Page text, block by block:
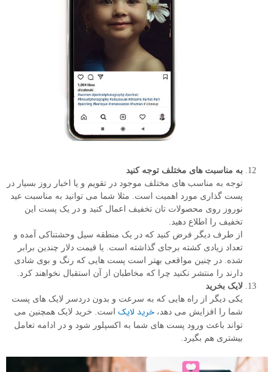
به مناسبت های مختلف توجه کنید
توجه به مناسب های مختلف موجود در تقویم و یا اخبار روز بسیار در
پست گذاری مورد اهمیت است. مثلا شما می توانید به مناسبت عید
نوروز روی محصولات تان تخفیف اعمال کنید و در یک پست این
تخفیف را اطلاع دهید.
از طرف دیگر فرض کنید که در یک منطقه سیل وحشتناکی آمده و
تعداد زیادی کشته برجای گذاشته است. یا قیمت دلار چندین برابر
شده. در چنین مواقعی بهتر است پست هایی که رنگ و بوی شادی
دارند را منتشر نکنید چرا که مخاطبان از آن استقبال نخواهند کرد.
لایک بخرید
یکی دیگر از راه هایی که به سرعت و بدون دردسر لایک های پست
شما را افزایش می دهد،خرید لایک است. خرید لایک همچنین می
تواند باعث ورود پست های شما به اکسپلور شود و در ادامه تعامل
بیشتری هم بگیرد.